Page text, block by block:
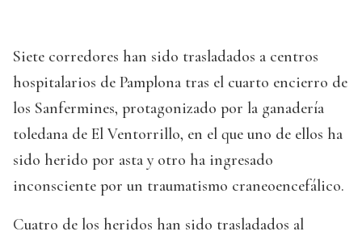
Siete corredores han sido trasladados a centros
hospitalarios de Pamplona tras el cuarto encierro de
los Sanfermines, protagonizado por la ganadería
toledana de El Ventorrillo, en el que uno de ellos ha
sido herido por asta y otro ha ingresado
inconsciente por un traumatismo craneoencefálico.
Cuatro de los heridos han sido trasladados al